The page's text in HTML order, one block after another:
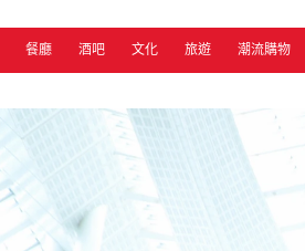
餐廳 酒吧 文化 旅遊 潮流購物